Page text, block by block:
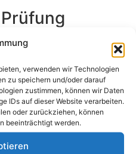
verwenden wir Technologien
zu speichern und/oder darauf
zustimmen, können wir Daten
IDs auf dieser Website verarbeiten.
oder zurückziehen, können
beeinträchtigt werden.
elektrischer
elektrischer Geräte und
eine Vielzahl von Vorteilen
gleichermaßen. Hier